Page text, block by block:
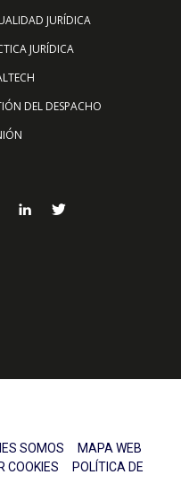
JURÍDICA
JURÍDICA
DEL DESPACHO
SOMOS
MAPA WEB
COOKIES
POLÍTICA DE